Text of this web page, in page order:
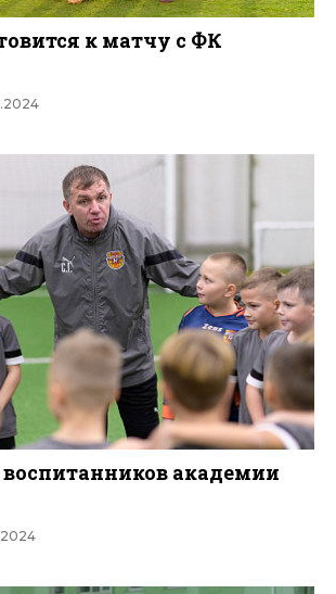
к матчу с ФК
академии